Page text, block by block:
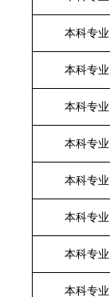
本科专业
本科专业
本科专业
本科专业
本科专业
本科专业
本科专业
本科专业